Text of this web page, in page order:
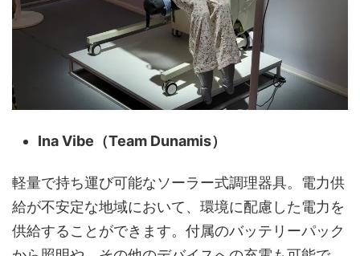
Ina Vibe（Team Dunamis）
軽量で持ち運び可能なソーラー式調理器具。電力供
給が不安定な地域において、環境に配慮した電力を
供給することができます。付属のバッテリーパック